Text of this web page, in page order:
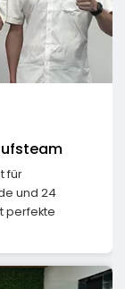
für
und 24
perfekte